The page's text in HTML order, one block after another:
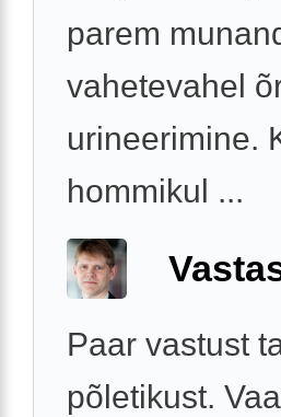
parem
vahetevahel
urineerimine.
hommikul ...
Paar vastust
põletikust.